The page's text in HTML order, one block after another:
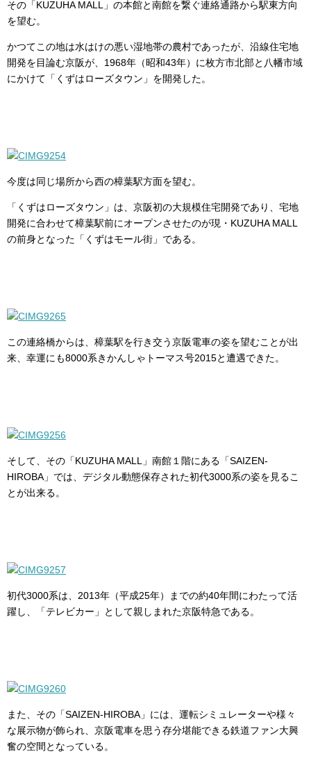
その「KUZUHA MALL」の本館と南館を繋ぐ連絡通路から駅東方向
を望む。
かつてこの地は水はけの悪い湿地帯の農村であったが、沿線住宅地
開発を目論む京阪が、1968年（昭和43年）に枚方市北部と八幡市域
にかけて「くずはローズタウン」を開発した。
今度は同じ場所から西の樟葉駅方面を望む。
「くずはローズタウン」は、京阪初の大規模住宅開発であり、宅地
開発に合わせて樟葉駅前にオープンさせたのが現・KUZUHA MALL
の前身となった「くずはモール街」である。
この連絡橋からは、樟葉駅を行き交う京阪電車の姿を望むことが出
来、幸運にも8000系きかんしゃトーマス号2015と遭遇できた。
そして、その「KUZUHA MALL」南館１階にある「SAIZEN-
HIROBA」では、デジタル動態保存された初代3000系の姿を見るこ
とが出来る。
初代3000系は、2013年（平成25年）までの約40年間にわたって活
躍し、「テレビカー」として親しまれた京阪特急である。
また、その「SAIZEN-HIROBA」には、運転シミュレーターや様々
な展示物が飾られ、京阪電車を思う存分堪能できる鉄道ファン大興
奮の空間となっている。